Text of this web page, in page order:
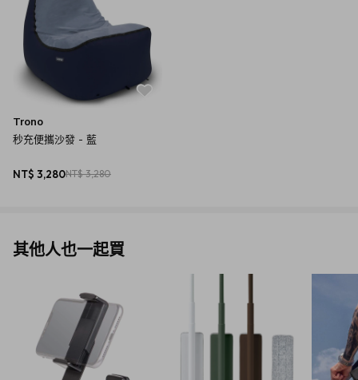
Trono
秒充便攜沙發 - 藍
NT$ 3,280NT$ 3,280
其他人也一起買